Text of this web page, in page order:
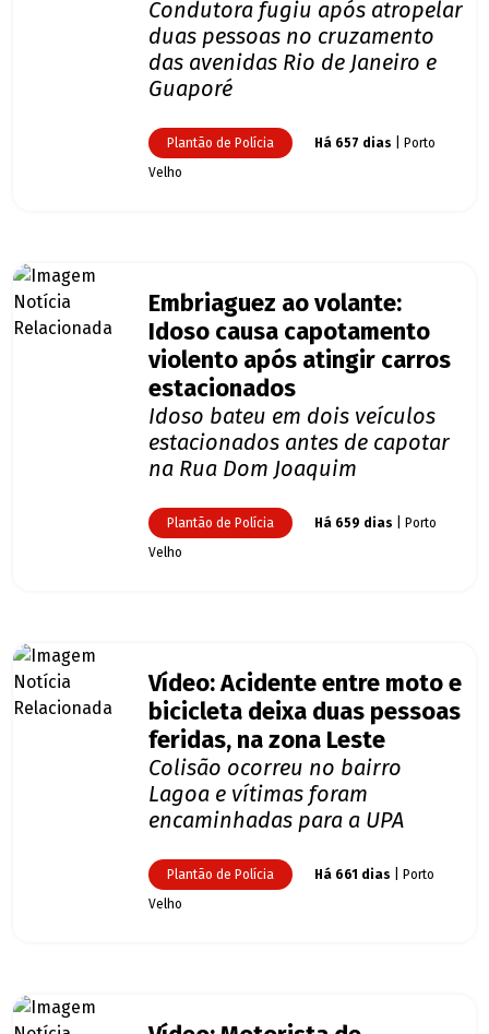
Condutora fugiu após atropelar
duas pessoas no cruzamento
das avenidas Rio de Janeiro e
Guaporé
Plantão de Polícia Há 657 dias | Porto
Velho
Embriaguez ao volante:
Idoso causa capotamento
violento após atingir carros
estacionados
Idoso bateu em dois veículos
estacionados antes de capotar
na Rua Dom Joaquim
Plantão de Polícia Há 659 dias | Porto
Velho
Vídeo: Acidente entre moto e
bicicleta deixa duas pessoas
feridas, na zona Leste
Colisão ocorreu no bairro
Lagoa e vítimas foram
encaminhadas para a UPA
Plantão de Polícia Há 661 dias | Porto
Velho